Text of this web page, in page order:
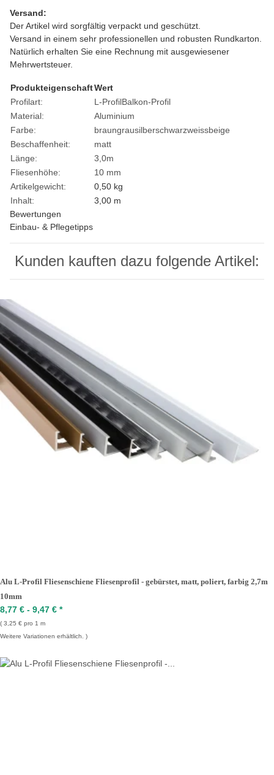
Versand:
Der Artikel wird sorgfältig verpackt und geschützt.
Versand in einem sehr professionellen und robusten Rundkarton.
Natürlich erhalten Sie eine Rechnung mit ausgewiesener
Mehrwertsteuer.
ProdukteigenschaftWert
Profilart:
L-ProfilBalkon-Profil
Material:
Aluminium
Farbe:
braungrausilberschwarzweissbeige
Beschaffenheit:
matt
Länge:
3,0m
Fliesenhöhe:
10 mm
Artikelgewicht:
0,50 kg
Inhalt:
3,00 m
Bewertungen
Einbau- & Pflegetipps
Kunden kauften dazu folgende Artikel:
Alu L-Profil Fliesenschiene Fliesenprofil - gebürstet, matt, poliert, farbig 2,7m
10mm
8,77 € - 9,47 € *
3,25 € pro 1 m
Weitere Variationen erhältlich.